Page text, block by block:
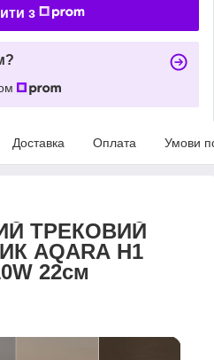
з
Доставка Оплата Умови
ТРЕКОВИЙ
AQARA H1
22см